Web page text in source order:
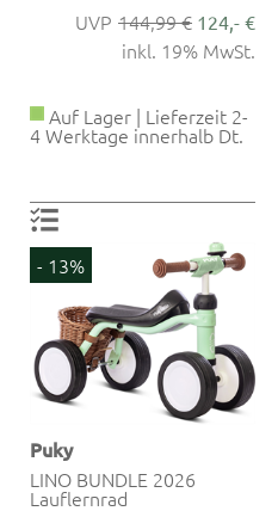
144,99 € 124,- €
inkl. 19% MwSt.
Auf Lager | Lieferzeit 2-
4 Werktage innerhalb Dt.
- 13%
Puky
LINO BUNDLE 2026
Lauflernrad